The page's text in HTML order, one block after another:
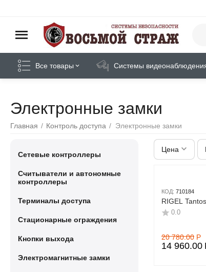
Все товары Системы
Электронные замки
Главная / Контроль доступа / Электронные замки
Цена
КОД: 710184
RIGEL
0.0
20 780.00 Р
14 960.00
Сетевые контроллеры
Считыватели и автономные
контроллеры
Терминалы доступа
Стационарные ограждения
Кнопки выхода
Электромагнитные замки